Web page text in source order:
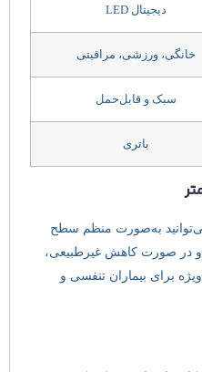
دیجیتال LED
خانگی، ورزشی، مراقبتی
سبک و قابل‌حمل
باتری
می‌توانید به‌صورت منظم سطح
و در صورت کاهش غیرطبیعی،
برای بیماران تنفسی و